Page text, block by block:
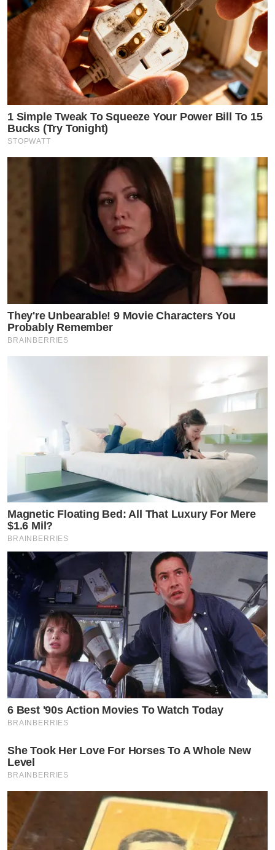
1 Simple Tweak To Squeeze Your Power Bill To 15
Bucks (Try Tonight)
STOPWATT
They're Unbearable! 9 Movie Characters You
Probably Remember
BRAINBERRIES
Magnetic Floating Bed: All That Luxury For Mere
$1.6 Mil?
BRAINBERRIES
6 Best '90s Action Movies To Watch Today
BRAINBERRIES
She Took Her Love For Horses To A Whole New
Level
BRAINBERRIES